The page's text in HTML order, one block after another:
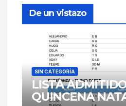
De un vistazo
SIN CATEGORÍA
LISTA
QUINCENA